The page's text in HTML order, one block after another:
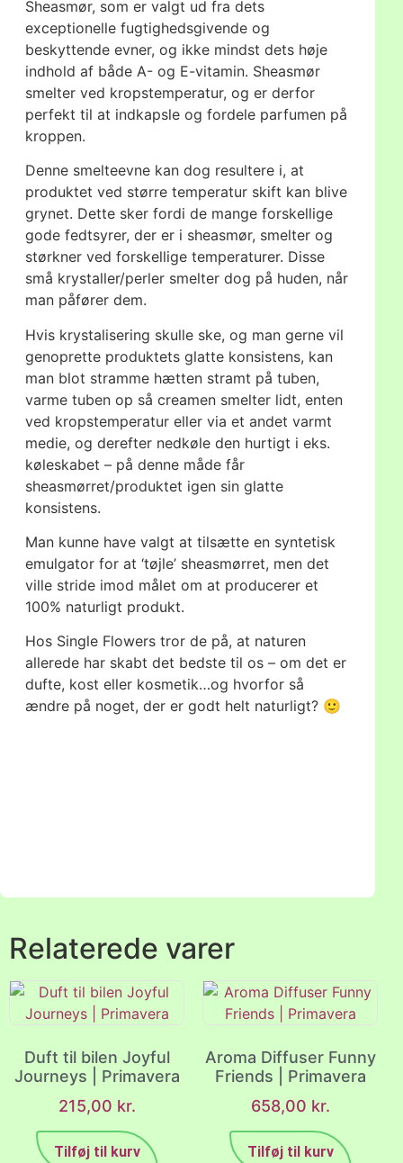
Sheasmør, som er valgt ud fra dets
exceptionelle fugtighedsgivende og
beskyttende evner, og ikke mindst dets høje
indhold af både A- og E-vitamin. Sheasmør
smelter ved kropstemperatur, og er derfor
perfekt til at indkapsle og fordele parfumen på
kroppen.
Denne smelteevne kan dog resultere i, at
produktet ved større temperatur skift kan blive
grynet. Dette sker fordi de mange forskellige
gode fedtsyrer, der er i sheasmør, smelter og
størkner ved forskellige temperaturer. Disse
små krystaller/perler smelter dog på huden, når
man påfører dem.
Hvis krystalisering skulle ske, og man gerne vil
genoprette produktets glatte konsistens, kan
man blot stramme hætten stramt på tuben,
varme tuben op så creamen smelter lidt, enten
ved kropstemperatur eller via et andet varmt
medie, og derefter nedkøle den hurtigt i eks.
køleskabet – på denne måde får
sheasmørret/produktet igen sin glatte
konsistens.
Man kunne have valgt at tilsætte en syntetisk
emulgator for at ‘tøjle’ sheasmørret, men det
ville stride imod målet om at producerer et
100% naturligt produkt.
Hos Single Flowers tror de på, at naturen
allerede har skabt det bedste til os – om det er
dufte, kost eller kosmetik…og hvorfor så
ændre på noget, der er godt helt naturligt? 🙂
Relaterede varer
Duft til bilen Joyful
Journeys | Primavera
215,00 kr.
Tilføj til kurv
Aroma Diffuser Funny
Friends | Primavera
658,00 kr.
Tilføj til kurv